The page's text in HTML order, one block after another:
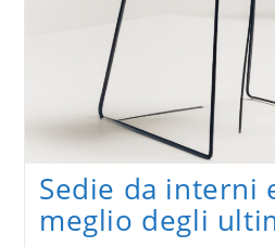
Sedie da interni
meglio degli